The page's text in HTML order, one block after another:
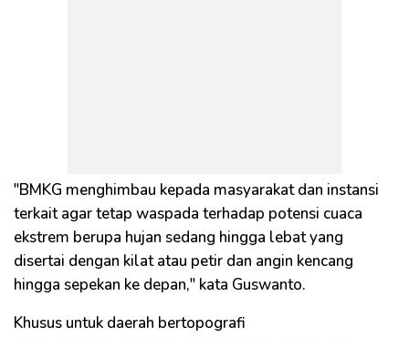
"BMKG menghimbau kepada masyarakat dan instansi
terkait agar tetap waspada terhadap potensi cuaca
ekstrem berupa hujan sedang hingga lebat yang
disertai dengan kilat atau petir dan angin kencang
hingga sepekan ke depan," kata Guswanto.
Khusus untuk daerah bertopografi